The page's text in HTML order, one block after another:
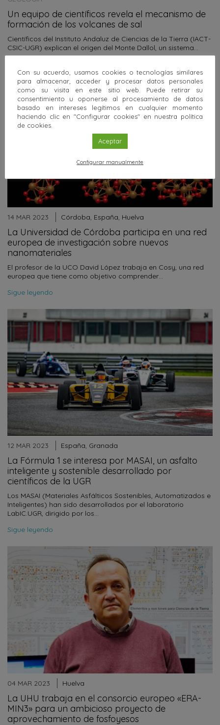
Un equipo de científicos revela el mecanismo de
formación de los volcanes de sal
Científicos del Instituto Andaluz de Ciencias de la Tierra (IACT-
CSIC-UGR) explican el origen del Monte Dallol, un sistema…
14 MAR 2023 Córdoba, España, Huelva
La Universidad de Córdoba participa en una red
europea de investigación sobre nuevos
nanomateriales
El profesor de la UCO David López trabaja en Cosy, una red
europea que tiene como objetivo comprender…
Sigue leyendo
12 MAR 2023 España, Granada
La Fórmula 1 se interesa por MASAI, un asfalto
inteligente y sostenible desarrollado por
científicos de la UGR
Los MASAI (Materiales Asfálticos Sostenibles, Automatizados e
Inteligentes) han sido desarrollados por el laboratorio
LabIC.UGR, dirigido por los…
Sigue leyendo
04 MAR 2023 Huelva
La UHU trabaja en el consorcio europeo «ERA-
MIN3» para un ambicioso proyecto de
aprovechamiento de fosfoyesos
Con su acuerdo, usamos cookies o tecnologías similares
para almacenar, acceder y procesar datos personales
como su visita en este sitio web. Puede retirar su
consentimiento u oponerse al procesamiento de datos
basado en intereses legítimos en cualquier momento
haciendo clic en "Configurar cookies" en nuestra política
de cookies.
Aceptar
Configurar manualmente